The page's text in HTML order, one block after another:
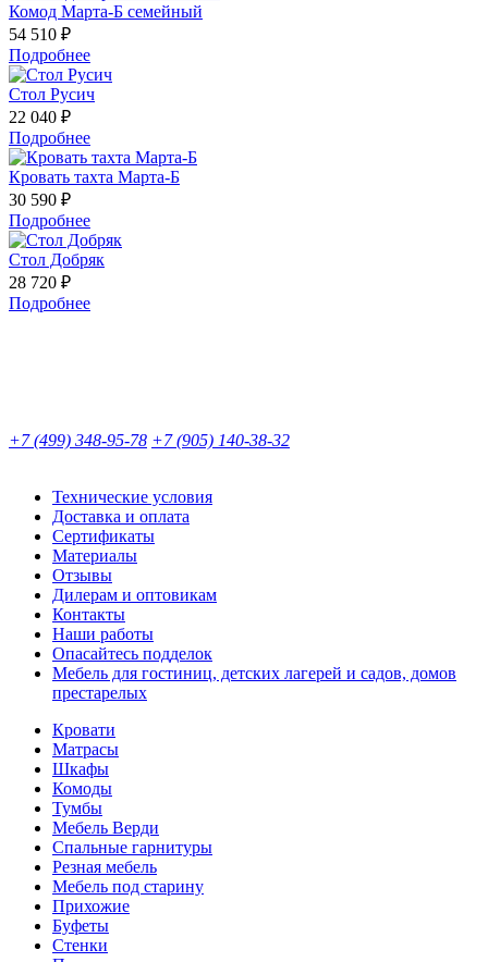
Комод Марта-Б семейный
54 510 ₽
Подробнее
Стол Русич
22 040 ₽
Подробнее
Кровать тахта Марта-Б
30 590 ₽
Подробнее
Стол Добряк
28 720 ₽
Подробнее
+7 (499) 348-95-78 +7 (905) 140-38-32
Технические условия
Доставка и оплата
Сертификаты
Материалы
Отзывы
Дилерам и оптовикам
Контакты
Наши работы
Опасайтесь подделок
Мебель для гостиниц, детских лагерей и садов, домов
престарелых
Кровати
Матрасы
Шкафы
Комоды
Тумбы
Мебель Верди
Спальные гарнитуры
Резная мебель
Мебель под старину
Прихожие
Буфеты
Стенки